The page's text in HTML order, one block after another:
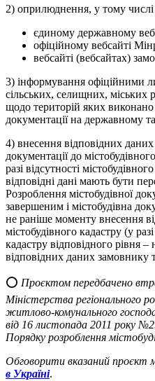
2) оприлюднення, у тому
єдиному державному
офіційному вебсайті
вебсайті (вебсайтах)
3) інформування офіційними
сільських, селищних, міських
щодо територій яких виконано
документації на державному
4) внесення відповідних даних
документації до
разі відсутності
відповідні дані мають бути
Розроблення містобудівної
завершеним і містобудівна
не раніше моменту внесення
містобудівного кадастру (у
кадастру відповідного рівня
відповідних даних замовнику
⭕️ Проєктом передбачено
Міністерства регіонального
житлово-комунального
від 16 листопада 2011 року
Порядку розроблення
Обговорити вказаний проєкт
в Україні.